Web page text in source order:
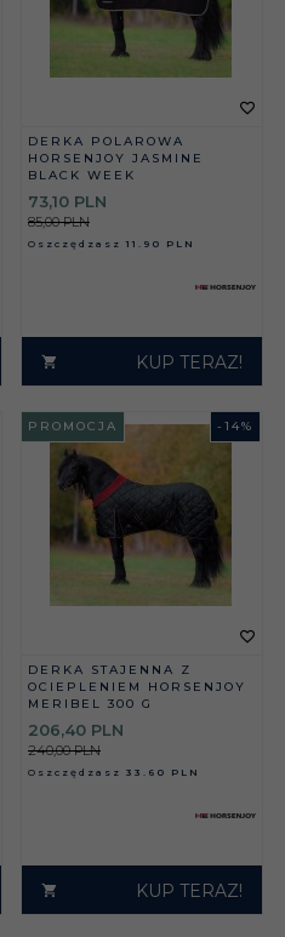
DERKA POLAROWA
HORSENJOY JASMINE
BLACK WEEK
73,10 PLN
85,00 PLN
Oszczędzasz 11.90 PLN
KUP TERAZ!
- 14%
PROMOCJA
DERKA STAJENNA Z
OCIEPLENIEM HORSENJOY
MERIBEL 300 G
206,40 PLN
240,00 PLN
Oszczędzasz 33.60 PLN
KUP TERAZ!